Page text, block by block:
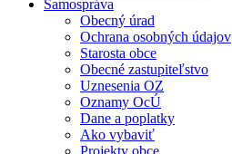
Samospráva
Obecný úrad
Ochrana osobných údajov
Starosta obce
Obecné zastupiteľstvo
Uznesenia OZ
Oznamy OcÚ
Dane a poplatky
Ako vybaviť
Projekty obce